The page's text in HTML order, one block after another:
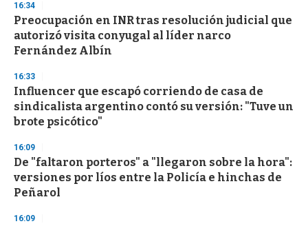
d
s
o
f
3
s
e
c
o
n
s
16:34
Preocupación en INR tras resolución judicial que
autorizó visita conyugal al líder narco
Fernández Albín
16:33
Influencer que escapó corriendo de casa de
sindicalista argentino contó su versión: "Tuve un
brote psicótico"
16:09
De "faltaron porteros" a "llegaron sobre la hora":
versiones por líos entre la Policía e hinchas de
Peñarol
16:09